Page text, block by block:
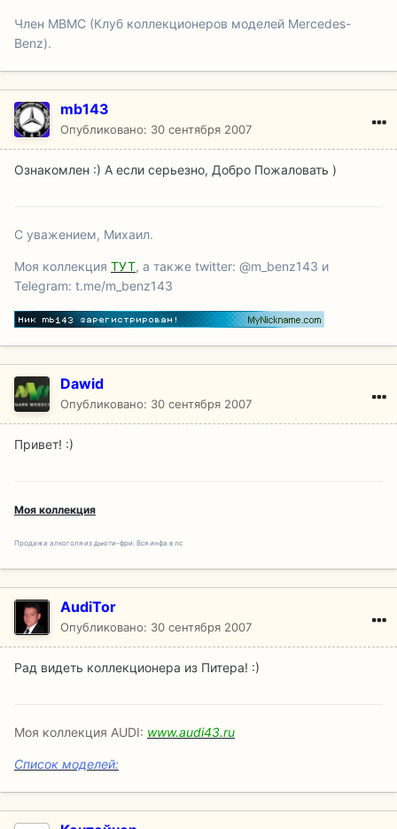
Член МВМС (Клуб коллекционеров моделей Mercedes-
Benz).
mb143
Опубликовано: 30 сентября 2007
Ознакомлен :) А если серьезно, Добро Пожаловать )
С уважением, Михаил.
Моя коллекция ТУТ, а также twitter: @m_benz143 и
Telegram: t.me/m_benz143
Dawid
Опубликовано: 30 сентября 2007
Привет! :)
Моя коллекция
Продажа алкоголя из дьюти-фри. Вся инфа в лс
AudiTor
Опубликовано: 30 сентября 2007
Рад видеть коллекционера из Питера! :)
Моя коллекция AUDI: www.audi43.ru
Список моделей: